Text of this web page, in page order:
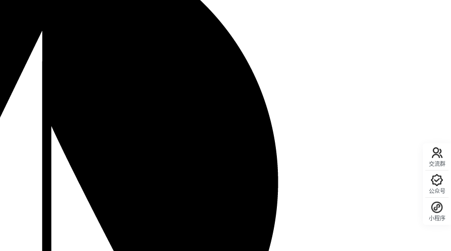
交流群
公众号
小程序